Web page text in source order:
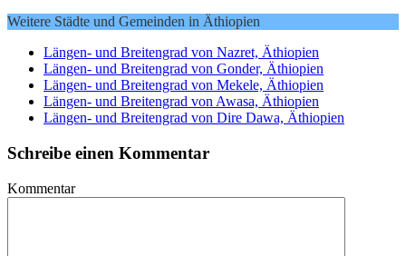
Weitere Städte und Gemeinden in Äthiopien
Längen- und Breitengrad von Nazret, Äthiopien
Längen- und Breitengrad von Gonder, Äthiopien
Längen- und Breitengrad von Mekele, Äthiopien
Längen- und Breitengrad von Awasa, Äthiopien
Längen- und Breitengrad von Dire Dawa, Äthiopien
Schreibe einen Kommentar
Kommentar